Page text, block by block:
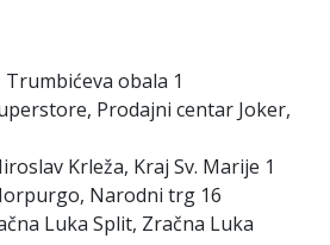
obala 1
Prodajni centar Joker,
Krleža, Kraj Sv. Marije 1
Narodni trg 16
Luka Split, Zračna Luka